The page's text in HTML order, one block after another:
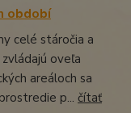
období
celé stáročia a
oveľa
areáloch sa
p... čítať